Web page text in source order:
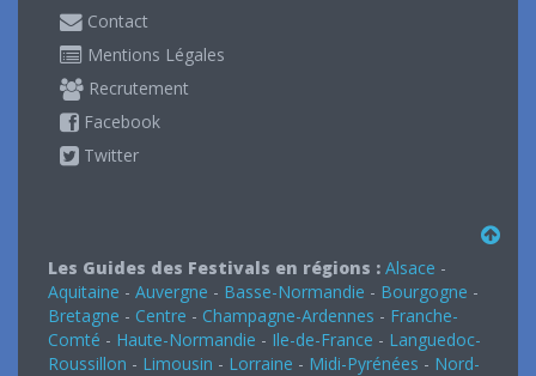
Contact
Mentions Légales
Recrutement
Facebook
Twitter
Les Guides des Festivals en régions : Alsace -
Aquitaine - Auvergne - Basse-Normandie - Bourgogne -
Bretagne - Centre - Champagne-Ardennes - Franche-
Comté - Haute-Normandie - Ile-de-France - Languedoc-
Roussillon - Limousin - Lorraine - Midi-Pyrénées - Nord-